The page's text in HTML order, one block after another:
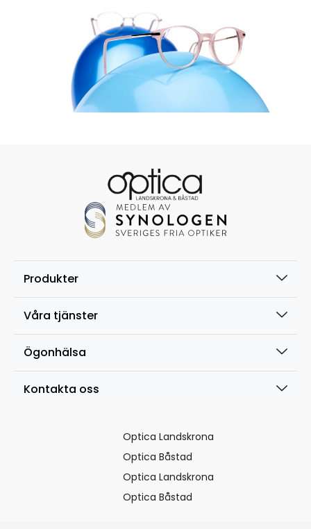
Produkter
Våra tjänster
Ögonhälsa
Kontakta oss
Optica Landskrona
Optica Båstad
Optica Landskrona
Optica Båstad